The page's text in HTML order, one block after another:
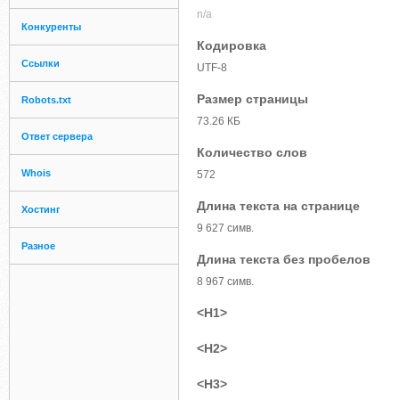
Конкуренты
Ссылки
Robots.txt
Ответ сервера
Whois
Хостинг
Разное
n/a
Кодировка
UTF-8
Размер страницы
73.26 КБ
Количество слов
572
Длина текста на странице
9 627 симв.
Длина текста без пробелов
8 967 симв.
<H1>
<H2>
<H3>